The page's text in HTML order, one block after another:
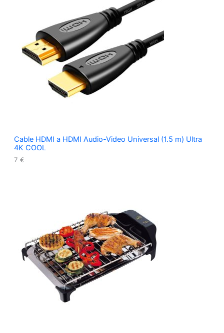
Cable HDMI a HDMI Audio-Video Universal (1.5 m) Ultra
4K COOL
7 €